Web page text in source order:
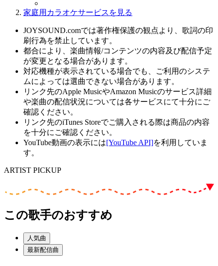
家庭用カラオケサービスを見る
JOYSOUND.comでは著作権保護の観点より、歌詞の印
刷行為を禁止しています。
都合により、楽曲情報/コンテンツの内容及び配信予定
が変更となる場合があります。
対応機種が表示されている場合でも、ご利用のシステ
ムによっては選曲できない場合があります。
リンク先のApple MusicやAmazon Musicのサービス詳細
や楽曲の配信状況については各サービスにて十分にご
確認ください。
リンク先のiTunes Storeでご購入される際は商品の内容
を十分にご確認ください。
YouTube動画の表示には[YouTube API]を利用していま
す。
ARTIST PICKUP
この歌手のおすすめ
人気曲
最新配信曲